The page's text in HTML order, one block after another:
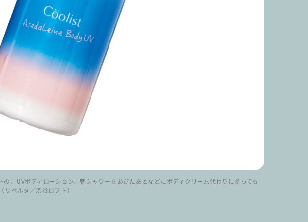
、UVボディローション。朝シャワーをあびたあとなどにボディクリーム代わりに塗っても
ベルタ／渋谷ロフト）